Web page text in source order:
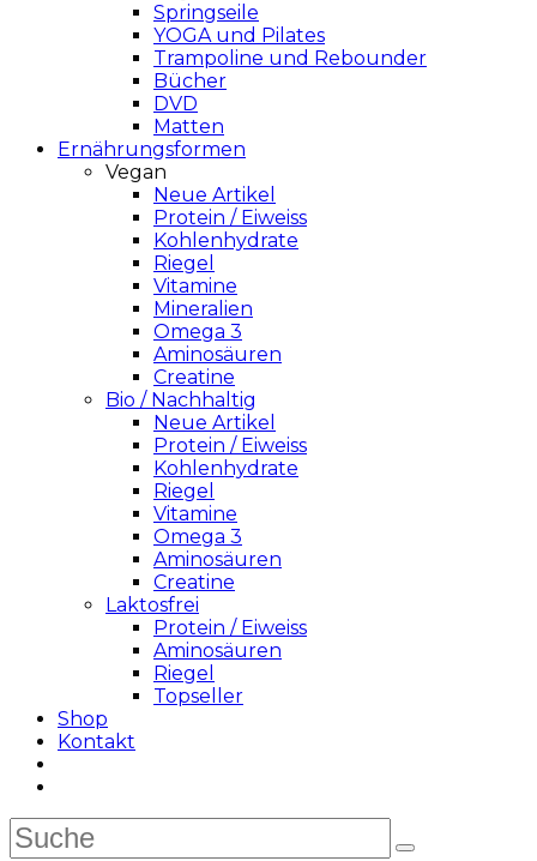
Springseile
YOGA und Pilates
Trampoline und Rebounder
Bücher
DVD
Matten
Ernährungsformen
Vegan
Neue Artikel
Protein / Eiweiss
Kohlenhydrate
Riegel
Vitamine
Mineralien
Omega 3
Aminosäuren
Creatine
Bio / Nachhaltig
Neue Artikel
Protein / Eiweiss
Kohlenhydrate
Riegel
Vitamine
Omega 3
Aminosäuren
Creatine
Laktosfrei
Protein / Eiweiss
Aminosäuren
Riegel
Topseller
Shop
Kontakt